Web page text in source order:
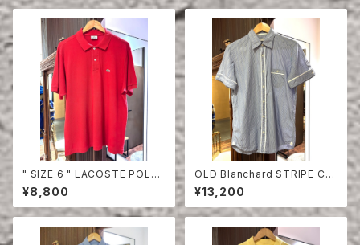
" SIZE 6 " LACOSTE POLO
SHIRT RED
¥8,800
OLD Blanchard STRIPE CO
TTON HALF SLEEVE SHIRT
¥13,200